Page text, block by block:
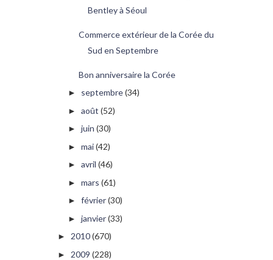
Bentley à Séoul
Commerce extérieur de la Corée du
Sud en Septembre
Bon anniversaire la Corée
► septembre(34)
► août (52)
► juin (30)
► mai(42)
► avril (46)
► mars (61)
► février(30)
► janvier(33)
► 2010(670)
► 2009 (228)